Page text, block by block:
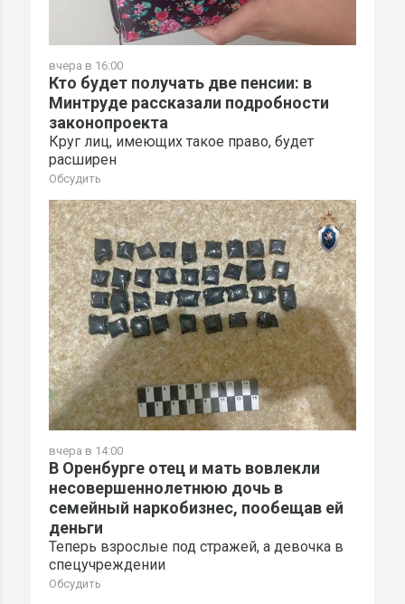
вчера в 16:00
Кто будет получать две пенсии: в
Минтруде рассказали подробности
законопроекта
Круг лиц, имеющих такое право, будет
расширен
Обсудить
вчера в 14:00
В Оренбурге отец и мать вовлекли
несовершеннолетнюю дочь в
семейный наркобизнес, пообещав ей
деньги
Теперь взрослые под стражей, а девочка в
спецучреждении
Обсудить